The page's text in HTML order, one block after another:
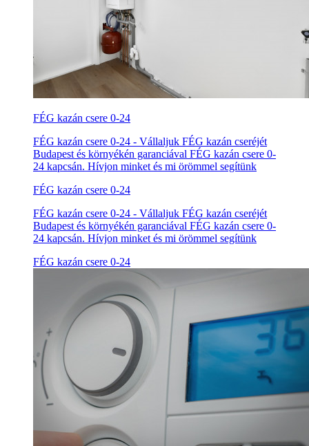
FÉG kazán csere 0-24
FÉG kazán csere 0-24 - Vállaljuk FÉG kazán cseréjét
Budapest és környékén garanciával FÉG kazán csere 0-
24 kapcsán. Hívjon minket és mi örömmel segítünk
FÉG kazán csere 0-24
FÉG kazán csere 0-24 - Vállaljuk FÉG kazán cseréjét
Budapest és környékén garanciával FÉG kazán csere 0-
24 kapcsán. Hívjon minket és mi örömmel segítünk
FÉG kazán csere 0-24